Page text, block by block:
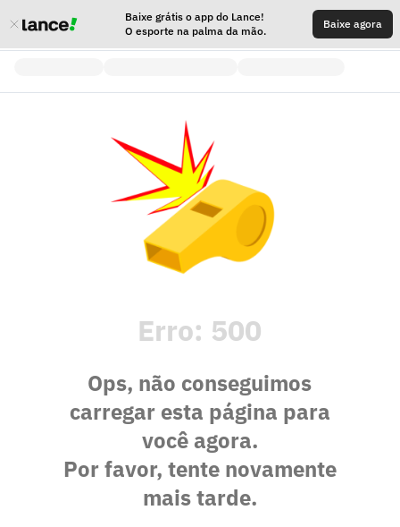
Baixe grátis o app do Lance!
O esporte na palma da mão.
Baixe agora
Erro: 500
Ops, não conseguimos
carregar esta página para
você agora.
Por favor, tente novamente
mais tarde.